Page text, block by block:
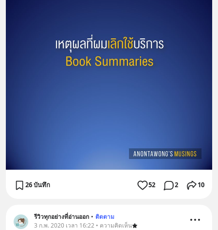
26 บันทึก 52 2 10
รีวิวทุกอย่างที่อ่านออก • ติดตาม
3 ก.พ. 2020 เวลา 16:22 • ความคิดเห็น